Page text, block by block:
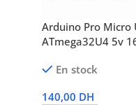
Arduino Pro Micro
ATmega32U4 5v
En stock
140,00 DH